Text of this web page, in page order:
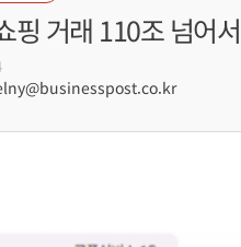
핑 거래 110조 넘어